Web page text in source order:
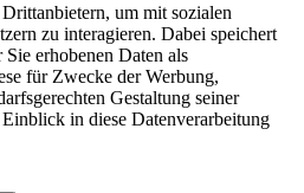
um mit sozialen
zu interagieren. Dabei speichert
erhobenen Daten als
für Zwecke der Werbung,
Gestaltung seiner
in diese Datenverarbeitung